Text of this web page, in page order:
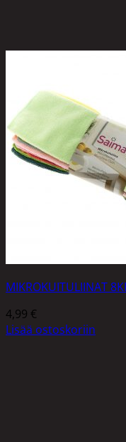
MIKROKUITULIINAT
4,99 €
Lisää ostoskoriin